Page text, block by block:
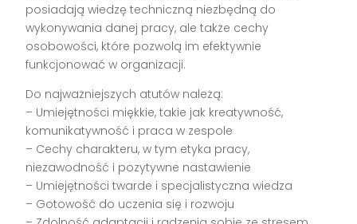
posiadają wiedzę techniczną niezbędną do
wykonywania danej pracy, ale także cechy
osobowości, które pozwolą im efektywnie
funkcjonować w organizacji.
Do najważniejszych atutów należą:
– Umiejętności miękkie, takie jak kreatywność,
komunikatywność i praca w zespole
– Cechy charakteru, w tym etyka pracy,
niezawodność i pozytywne nastawienie
– Umiejętności twarde i specjalistyczna wiedza
– Gotowość do uczenia się i rozwoju